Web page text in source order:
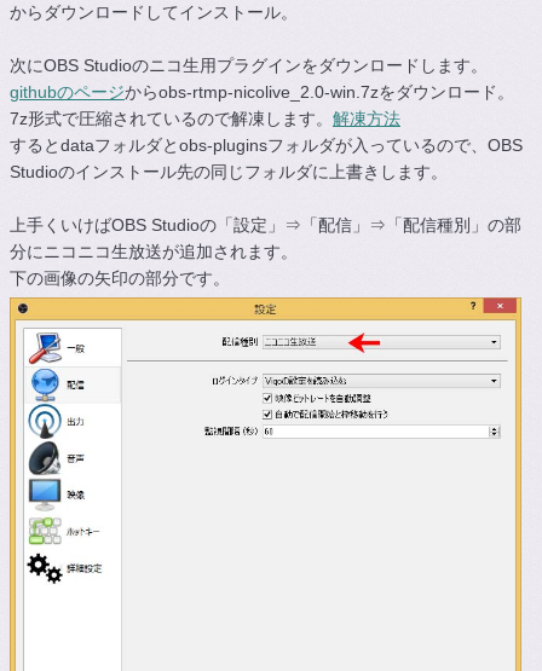
からダウンロードしてインストール。
次にOBS Studioのニコ生用プラグインをダウンロードします。
githubのページからobs-rtmp-nicolive_2.0-win.7zをダウンロード。
7z形式で圧縮されているので解凍します。 解凍方法
するとdataフォルダとobs-pluginsフォルダが入っているので、OBS
Studioのインストール先の同じフォルダに上書きします。
上手くいけばOBS Studioの「設定」⇒「配信」⇒「配信種別」の部
分にニコニコ生放送が追加されます。
下の画像の矢印の部分です。